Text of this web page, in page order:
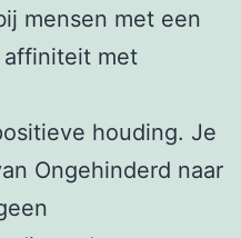
mensen met een
met
houding. Je
Ongehinderd naar